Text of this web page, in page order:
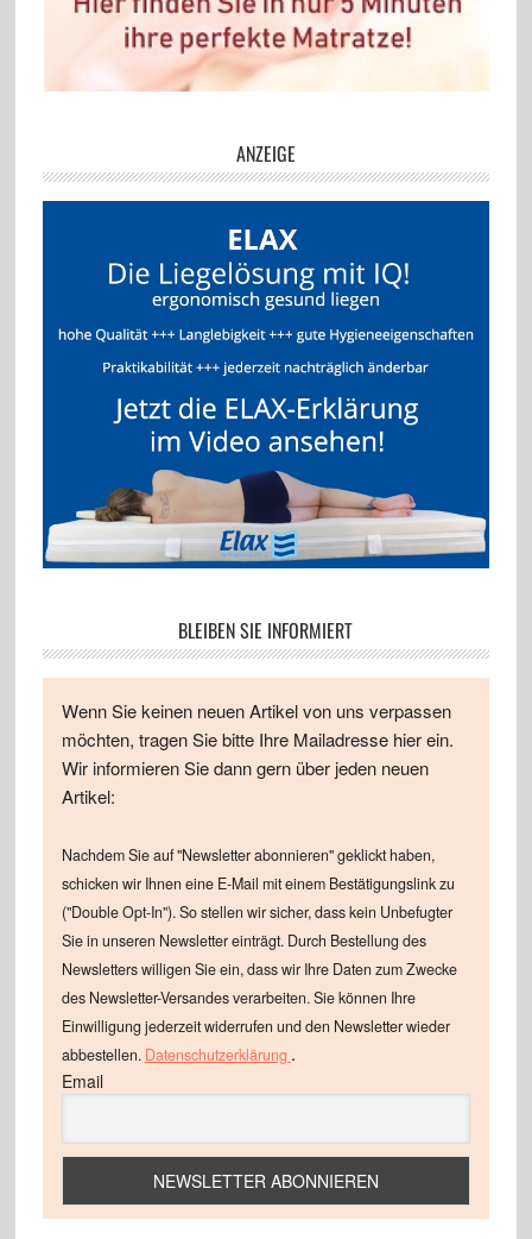
ANZEIGE
BLEIBEN SIE INFORMIERT
Wenn Sie keinen neuen Artikel von uns verpassen
möchten, tragen Sie bitte Ihre Mailadresse hier ein.
Wir informieren Sie dann gern über jeden neuen
Artikel:
Nachdem Sie auf "Newsletter abonnieren" geklickt haben,
schicken wir Ihnen eine E-Mail mit einem Bestätigungslink zu
("Double Opt-In"). So stellen wir sicher, dass kein Unbefugter
Sie in unseren Newsletter einträgt. Durch Bestellung des
Newsletters willigen Sie ein, dass wir Ihre Daten zum Zwecke
des Newsletter-Versandes verarbeiten. Sie können Ihre
Einwilligung jederzeit widerrufen und den Newsletter wieder
abbestellen. Datenschutzerklärung .
Email